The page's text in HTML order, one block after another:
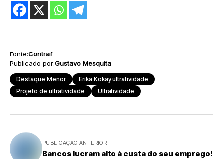
Fonte:Contraf
Publicado por:Gustavo Mesquita
Destaque Menor
Erika Kokay ultratividade
Projeto de ultratividade
Ultratividade
PUBLICAÇÃO ANTERIOR
Bancos lucram alto à custa do seu emprego!